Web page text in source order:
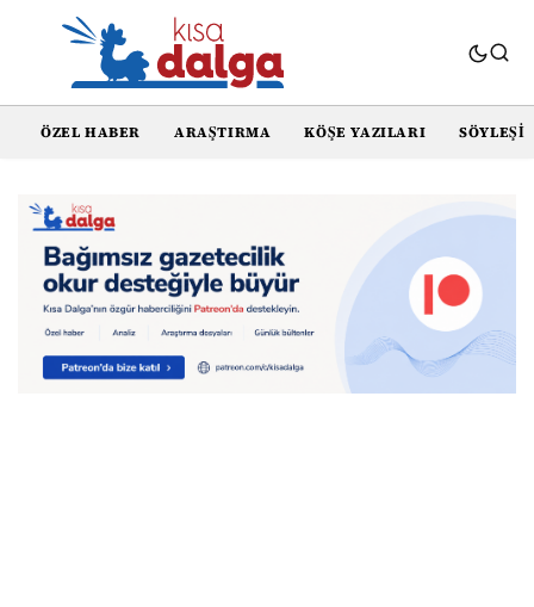
ÖZEL HABER ARAŞTIRMA KÖŞE YAZILARI SÖYLEŞI